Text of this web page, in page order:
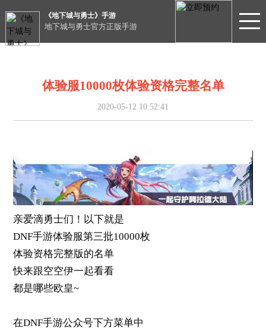
《地下城与勇士》手游
地下城与勇士官方正版手游
体验服10000枚体验资格完整名单
2020-05-12 10:52:41
亲爱滴勇士们！以下就是
DNF手游体验服第三批10000枚
体验资格完整版的名单
快来跟空空伊一起看看
都是哪些欧皇~
在DNF手游公众号下方菜单中